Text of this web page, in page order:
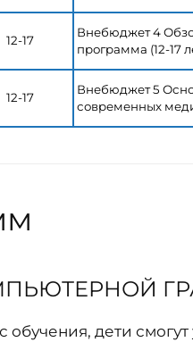
12-17
Внебюджет 4
программа (12-17
12-17
Внебюджет 5
современных
обучения, дети